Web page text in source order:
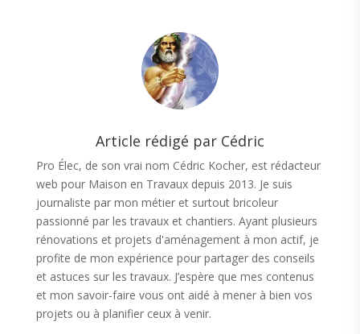
Article rédigé par Cédric
Pro Élec, de son vrai nom Cédric Kocher, est rédacteur
web pour Maison en Travaux depuis 2013. Je suis
journaliste par mon métier et surtout bricoleur
passionné par les travaux et chantiers. Ayant plusieurs
rénovations et projets d'aménagement à mon actif, je
profite de mon expérience pour partager des conseils
et astuces sur les travaux. J’espère que mes contenus
et mon savoir-faire vous ont aidé à mener à bien vos
projets ou à planifier ceux à venir.